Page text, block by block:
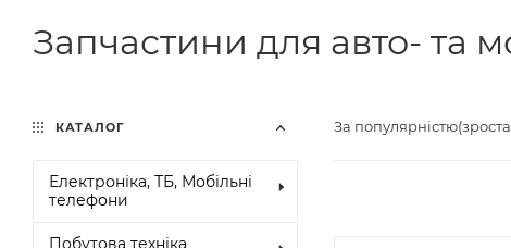
Запчастини для авто- та
За
КАТАЛОГ
Електроніка, ТБ, Мобільні
телефони
Побутова техніка